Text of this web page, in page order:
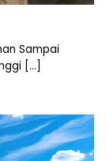
Sampai
[...]